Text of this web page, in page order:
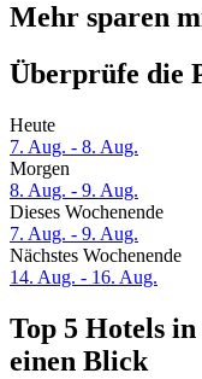
Mehr sparen
Überprüfe die
Heute
7. Aug. - 8. Aug.
Morgen
8. Aug. - 9. Aug.
Dieses Wochenende
7. Aug. - 9. Aug.
Nächstes Wochenende
14. Aug. - 16. Aug.
Top 5 Hotels
einen Blick